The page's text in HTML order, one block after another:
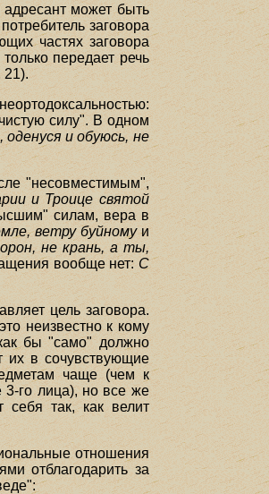
адресант может быть
заговора
частях заговора
передает речь
21).
силу". В одном
и обуюсь, не
"несовместимым",
и Троице святой
силам, вера в
ветру буйномуи
не крань, а ты,
вообще нет: С
цель заговора.
неизвестно к кому
бы "само" должно
их в сочувствующие
чаще (чем к
3-го лица), но все же
себя так, как велит
отношения
отблагодарить за